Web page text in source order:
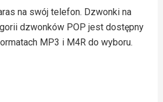
na swój telefon. Dzwonki na
dzwonków POP jest dostępny
MP3 i M4R do wyboru.